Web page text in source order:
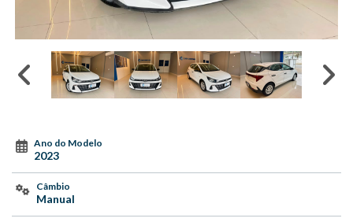
Ano do Modelo
2023
Câmbio
Manual